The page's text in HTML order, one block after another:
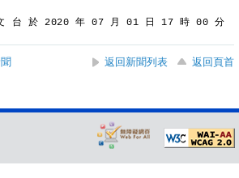
台 於 2020 年 07 月 01 日 17 時 00 分
返回新聞列表
返回頁首